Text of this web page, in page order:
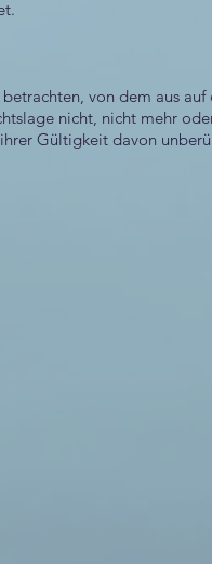
von dem aus
nicht, nicht mehr
Gültigkeit davon